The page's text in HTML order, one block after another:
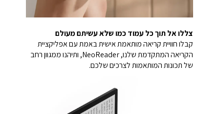
צללו אל תוך כל עמוד כמו שלא עשיתם מעולם
קבלו חוויית קריאה מותאמת אישית באמת עם אפליקציית
הקריאה המתקדמת שלנו, NeoReader, ותיהנו ממגוון רחב
של תכונות המותאמות לצרכים שלכם.